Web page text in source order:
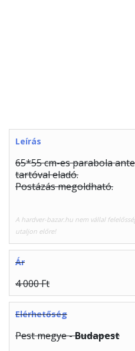
Leírás
65*55 cm-es parabola
tartóval eladó.
Postázás megoldható.
A hardver-bazar.hu nem vállal
utaljon előre!
Ár
4 000 Ft
Elérhetőség
Pest megye -Budapest